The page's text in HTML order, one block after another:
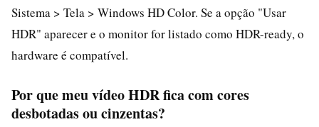
Sistema > Tela > Windows HD Color. Se a opção "Usar
HDR" aparecer e o monitor for listado como HDR-ready, o
hardware é compatível.
Por que meu vídeo HDR fica com cores
desbotadas ou cinzentas?